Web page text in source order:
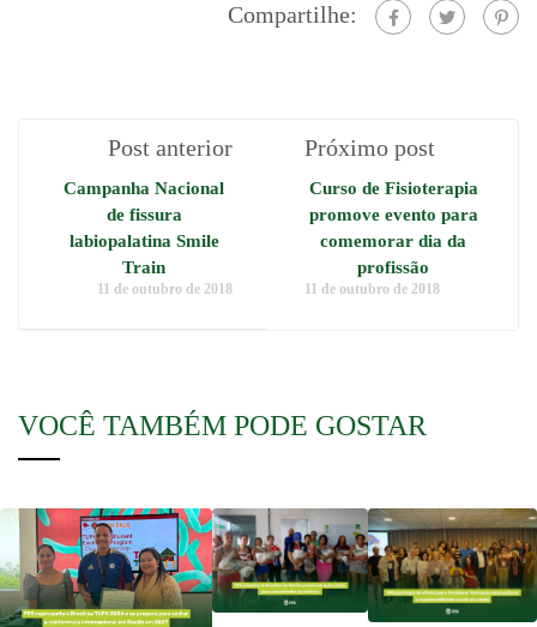
Compartilhe:
Post anterior
Campanha Nacional
de fissura
labiopalatina Smile
Train
11 de outubro de 2018
Próximo post
Curso de Fisioterapia
promove evento para
comemorar dia da
profissão
11 de outubro de 2018
VOCÊ TAMBÉM PODE GOSTAR